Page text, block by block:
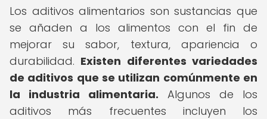
Los aditivos alimentarios son sustancias que
se añaden a los alimentos con el fin de
mejorar su sabor, textura, apariencia o
durabilidad. Existen diferentes variedades
de aditivos que se utilizan comúnmente en
la industria alimentaria. Algunos de los
aditivos más frecuentes incluyen los